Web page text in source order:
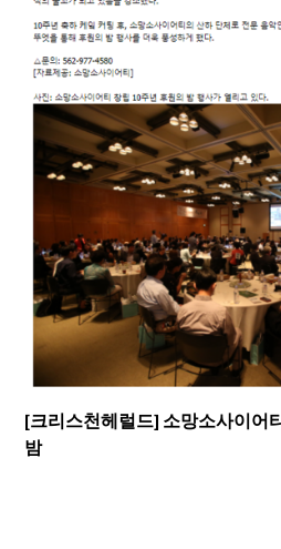
[크리스천헤럴드] 소망소사이어
밤